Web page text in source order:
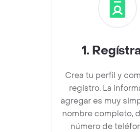
1.
Crea tu perfil y
registro. La
agregar es muy
nombre completo,
número de